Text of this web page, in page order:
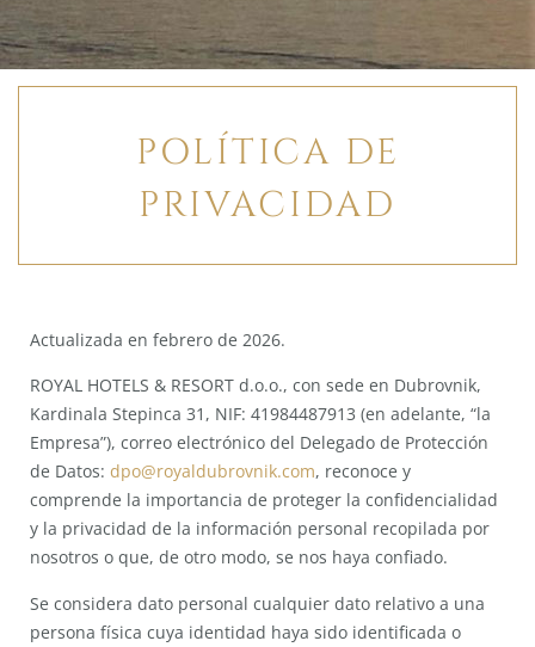
POLÍTICA DE
PRIVACIDAD
Actualizada en febrero de 2026.
ROYAL HOTELS & RESORT d.o.o., con sede en Dubrovnik,
Kardinala Stepinca 31, NIF: 41984487913 (en adelante, “la
Empresa”), correo electrónico del Delegado de Protección
de Datos: dpo@royaldubrovnik.com, reconoce y
comprende la importancia de proteger la confidencialidad
y la privacidad de la información personal recopilada por
nosotros o que, de otro modo, se nos haya confiado.
Se considera dato personal cualquier dato relativo a una
persona física cuya identidad haya sido identificada o